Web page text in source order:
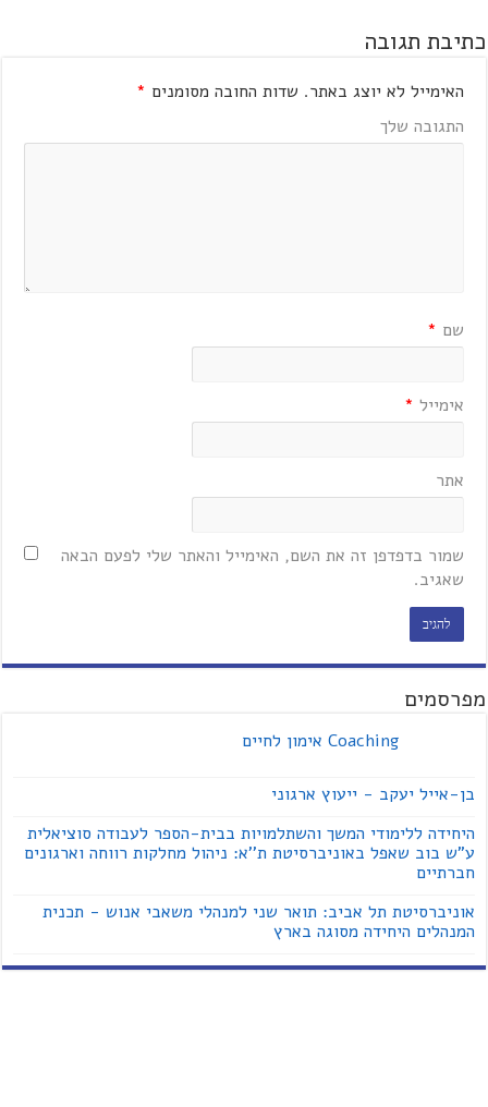
כתיבת תגובה
האימייל לא יוצג באתר. שדות החובה מסומנים *
התגובה שלך
שם *
אימייל *
אתר
שמור בדפדפן זה את השם, האימייל והאתר שלי לפעם הבאה
שאגיב.
מפרסמים
Coaching אימון לחיים
בן-אייל יעקב - ייעוץ ארגוני
היחידה ללימודי המשך והשתלמויות בבית-הספר לעבודה סוציאלית
ע"ש בוב שאפל באוניברסיטת ת''א: ניהול מחלקות רווחה וארגונים
חברתיים
אוניברסיטת תל אביב: תואר שני למנהלי משאבי אנוש - תכנית
המנהלים היחידה מסוגה בארץ